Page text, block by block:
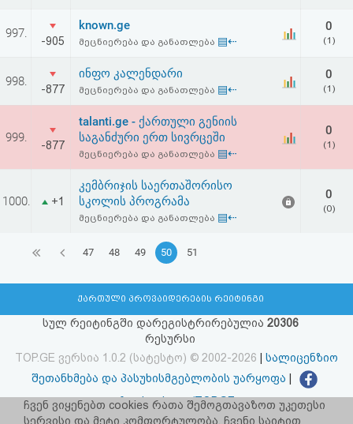
997.
-905
known.ge
მეცნიერება და განათლება ▤⇠
0
(1)
998.
-877
ინფო კალენდარი
მეცნიერება და განათლება ▤⇠
0
(1)
999.
-877
talanti.ge - ქართული გენიის
საგანძური ერთ სივრცეში
მეცნიერება და განათლება ▤⇠
0
(1)
1000. +1
კემბრიჯის საერთაშორისო
სკოლის პროგრამა
მეცნიერება და განათლება ▤⇠
0
(0)
47 48 49 50 51
ქართული პროვაიდერების რეიტინგი
სულ რეიტინგში დარეგისტრირებულია 20306
რესურსი
TOP.GE ვერსია 1.0.2 (სატესტო) © 2002-2026
სალიცენზიო
შეთანხმება და პასუხისმგებლობის უარყოფა
facebook.com/TOP.GE
იხილეთ TOP.GE - ის ძველი ვერსია ბმულზე
ჩვენ ვიყენებთ cookies რათა შემოგთავაზოთ უკეთესი
სერვისი და მეტი კომფორტულობა. ჩვენი საიტით